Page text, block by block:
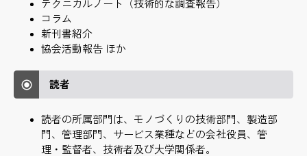
テクニカルノート（技術的な調査報告）
コラム
新刊書紹介
協会活動報告 ほか
読者
読者の所属部門は、モノづくりの技術部門、製造部
門、管理部門、サービス業種などの会社役員、管
理・監督者、技術者及び大学関係者。